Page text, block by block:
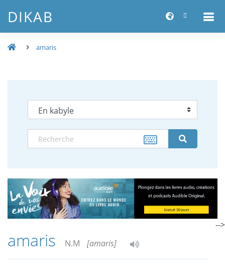
DIKAB
amaris
amaris N.M [amaris]
-->